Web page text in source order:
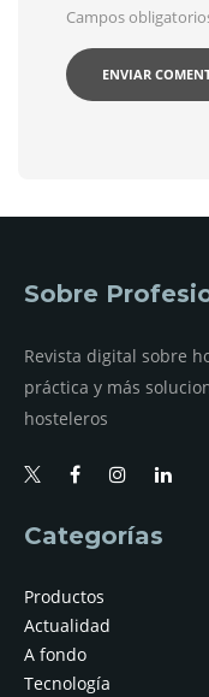
Campos
Sobre
Revista digital sobre
práctica y más
hosteleros
Categorías
Productos
Actualidad
A fondo
Tecnología